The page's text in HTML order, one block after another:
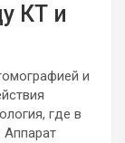
КТ и
и
где в
Аппарат